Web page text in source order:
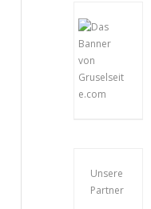
Unsere
Partner